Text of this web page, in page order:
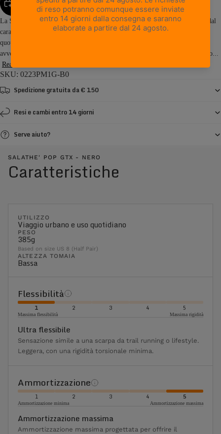
AGGIUNGI AL CARRELLO
La Salathè POP GTX reinterpreta l’iconica Salathè in una versione casual dal
carattere urbano, capace di unire l’heritage outdoor a una grande versatilità
quotidiana. Leggera, stabile e confortevole, offre una calzata precisa e
avvolgente grazie alla costruzione a calza e al sistema di allacciatura ispirato...
Read more
SKU: 0223PM1G-B0
Spedizione gratuita da € 150
Resi e cambi entro 14 giorni
Serve aiuto?
SALATHE' POP GTX - NERO
Caratteristiche
UTILIZZO
Viaggio urbano e uso quotidiano
PESO
385g
Based on size US 8 (Half Pair)
ALTEZZA TOMAIA
Bassa
Flessibilità
1 2 3 4 5
Massima flessibilità Massima rigidità
Ultra flessibile
Sensazione simile a una scarpa da trail running o lifestyle.
Leggera, con una rigidità torsionale minima.
Ammortizzazione
1 2 3 4 5
Ammortizzazione minima Ammortizzazione massima
Ammortizzazione massima
Ammortizzazione massima progettata per offrire il